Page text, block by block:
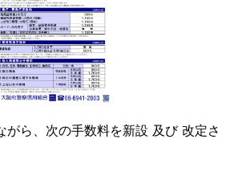
がら、次の手数料を新設 及び 改定さ